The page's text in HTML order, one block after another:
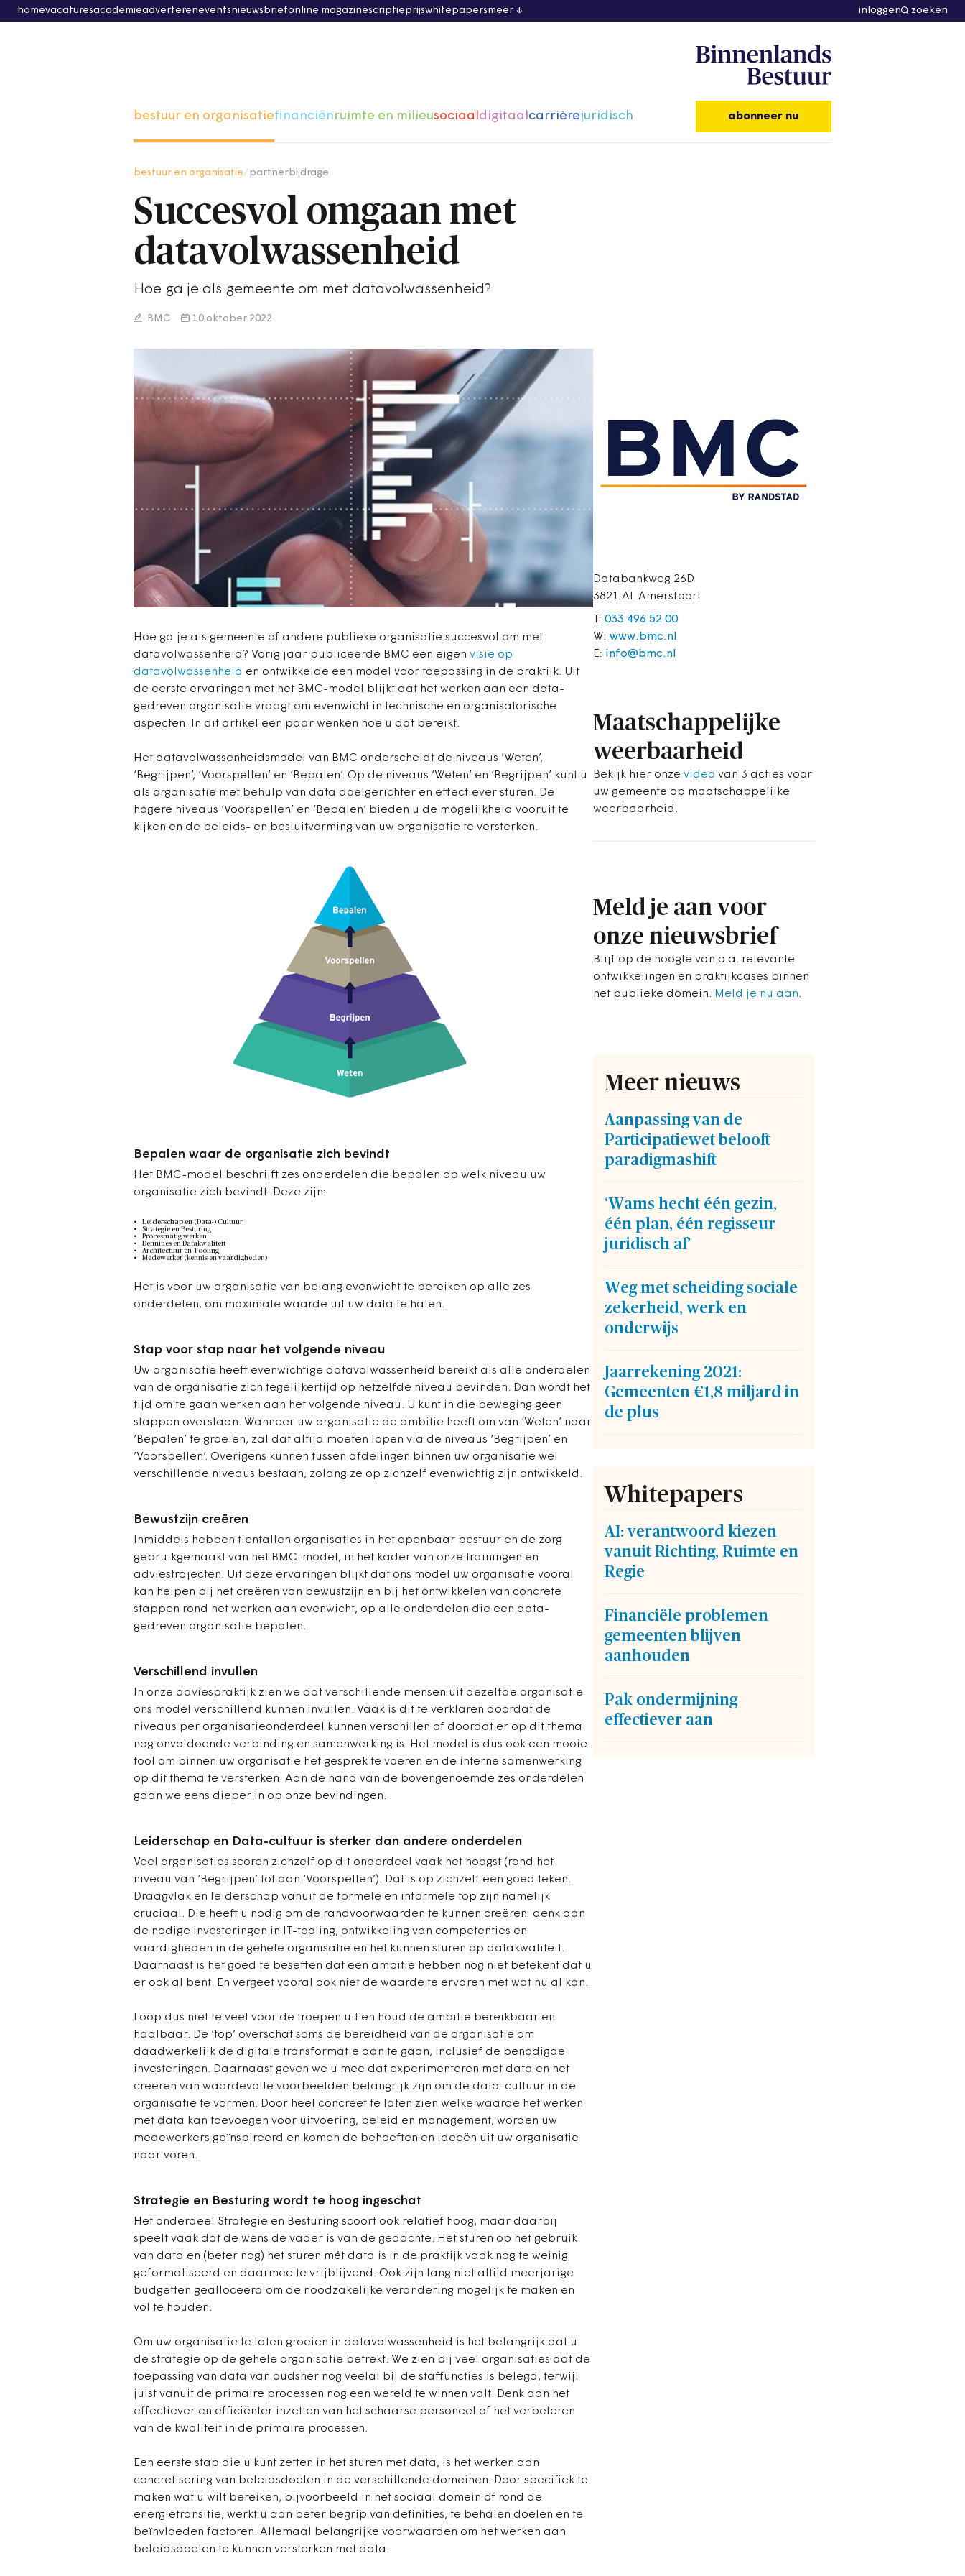
homevacaturesacademieadvertereneventsnieuwsbriefonline magazinescriptieprijswhitepapersmeer inloggen zoeken
bestuur en organisatiefinanciënruimte en milieusociaaldigitaalcarrièrejuridisch abonneer nu
bestuur en organisatie partnerbijdrage
Succesvol omgaan met
datavolwassenheid
Hoe ga je als gemeente om met datavolwassenheid?
BMC 10 oktober 2022
Hoe ga je als gemeente of andere publieke organisatie succesvol om met
datavolwassenheid? Vorig jaar publiceerde BMC een eigen visie op
datavolwassenheid en ontwikkelde een model voor toepassing in de praktijk. Uit
de eerste ervaringen met het BMC-model blijkt dat het werken aan een data-
gedreven organisatie vraagt om evenwicht in technische en organisatorische
aspecten. In dit artikel een paar wenken hoe u dat bereikt.
Het datavolwassenheidsmodel van BMC onderscheidt de niveaus ’Weten’,
‘Begrijpen’, ‘Voorspellen’ en ‘Bepalen’. Op de niveaus ‘Weten’ en ‘Begrijpen’ kunt u
als organisatie met behulp van data doelgerichter en effectiever sturen. De
hogere niveaus ‘Voorspellen’ en ‘Bepalen’ bieden u de mogelijkheid vooruit te
kijken en de beleids- en besluitvorming van uw organisatie te versterken.
Bepalen waar de organisatie zich bevindt
Het BMC-model beschrijft zes onderdelen die bepalen op welk niveau uw
organisatie zich bevindt. Deze zijn:
Leiderschap en (Data-) Cultuur
Strategie en Besturing
Procesmatig werken
Definities en Datakwaliteit
Architectuur en Tooling
Medewerker (kennis en vaardigheden)
Het is voor uw organisatie van belang evenwicht te bereiken op alle zes
onderdelen, om maximale waarde uit uw data te halen.
Stap voor stap naar het volgende niveau
Uw organisatie heeft evenwichtige datavolwassenheid bereikt als alle onderdelen
van de organisatie zich tegelijkertijd op hetzelfde niveau bevinden. Dan wordt het
tijd om te gaan werken aan het volgende niveau. U kunt in die beweging geen
stappen overslaan. Wanneer uw organisatie de ambitie heeft om van ‘Weten’ naar
‘Bepalen’ te groeien, zal dat altijd moeten lopen via de niveaus ‘Begrijpen’ en
’Voorspellen’. Overigens kunnen tussen afdelingen binnen uw organisatie wel
verschillende niveaus bestaan, zolang ze op zichzelf evenwichtig zijn ontwikkeld.
Bewustzijn creëren
Inmiddels hebben tientallen organisaties in het openbaar bestuur en de zorg
gebruikgemaakt van het BMC-model, in het kader van onze trainingen en
adviestrajecten. Uit deze ervaringen blijkt dat ons model uw organisatie vooral
kan helpen bij het creëren van bewustzijn en bij het ontwikkelen van concrete
stappen rond het werken aan evenwicht, op alle onderdelen die een data-
gedreven organisatie bepalen.
Verschillend invullen
In onze adviespraktijk zien we dat verschillende mensen uit dezelfde organisatie
ons model verschillend kunnen invullen. Vaak is dit te verklaren doordat de
niveaus per organisatieonderdeel kunnen verschillen of doordat er op dit thema
nog onvoldoende verbinding en samenwerking is. Het model is dus ook een mooie
tool om binnen uw organisatie het gesprek te voeren en de interne samenwerking
op dit thema te versterken. Aan de hand van de bovengenoemde zes onderdelen
gaan we eens dieper in op onze bevindingen.
Leiderschap en Data-cultuur is sterker dan andere onderdelen
Veel organisaties scoren zichzelf op dit onderdeel vaak het hoogst (rond het
niveau van ‘Begrijpen’ tot aan ‘Voorspellen’). Dat is op zichzelf een goed teken.
Draagvlak en leiderschap vanuit de formele en informele top zijn namelijk
cruciaal. Die heeft u nodig om de randvoorwaarden te kunnen creëren: denk aan
de nodige investeringen in IT-tooling, ontwikkeling van competenties en
vaardigheden in de gehele organisatie en het kunnen sturen op datakwaliteit.
Daarnaast is het goed te beseffen dat een ambitie hebben nog niet betekent dat u
er ook al bent. En vergeet vooral ook niet de waarde te ervaren met wat nu al kan.
Loop dus niet te veel voor de troepen uit en houd de ambitie bereikbaar en
haalbaar. De ‘top’ overschat soms de bereidheid van de organisatie om
daadwerkelijk de digitale transformatie aan te gaan, inclusief de benodigde
investeringen. Daarnaast geven we u mee dat experimenteren met data en het
creëren van waardevolle voorbeelden belangrijk zijn om de data-cultuur in de
organisatie te vormen. Door heel concreet te laten zien welke waarde het werken
met data kan toevoegen voor uitvoering, beleid en management, worden uw
medewerkers geïnspireerd en komen de behoeften en ideeën uit uw organisatie
naar voren.
Strategie en Besturing wordt te hoog ingeschat
Het onderdeel Strategie en Besturing scoort ook relatief hoog, maar daarbij
speelt vaak dat de wens de vader is van de gedachte. Het sturen op het gebruik
van data en (beter nog) het sturen mét data is in de praktijk vaak nog te weinig
geformaliseerd en daarmee te vrijblijvend. Ook zijn lang niet altijd meerjarige
budgetten gealloceerd om de noodzakelijke verandering mogelijk te maken en
vol te houden.
Om uw organisatie te laten groeien in datavolwassenheid is het belangrijk dat u
de strategie op de gehele organisatie betrekt. We zien bij veel organisaties dat de
toepassing van data van oudsher nog veelal bij de staffuncties is belegd, terwijl
juist vanuit de primaire processen nog een wereld te winnen valt. Denk aan het
effectiever en efficiënter inzetten van het schaarse personeel of het verbeteren
van de kwaliteit in de primaire processen.
Een eerste stap die u kunt zetten in het sturen met data, is het werken aan
concretisering van beleidsdoelen in de verschillende domeinen. Door specifiek te
maken wat u wilt bereiken, bijvoorbeeld in het sociaal domein of rond de
energietransitie, werkt u aan beter begrip van definities, te behalen doelen en te
beïnvloeden factoren. Allemaal belangrijke voorwaarden om het werken aan
beleidsdoelen te kunnen versterken met data.
Databankweg 26D
3821 AL Amersfoort
T: 033 496 52 00
W: www.bmc.nl
E: info@bmc.nl
Maatschappelijke
weerbaarheid
Bekijk hier onze video van 3 acties voor
uw gemeente op maatschappelijke
weerbaarheid.
Meld je aan voor
onze nieuwsbrief
Blijf op de hoogte van o.a. relevante
ontwikkelingen en praktijkcases binnen
het publieke domein. Meld je nu aan.
Meer nieuws
Aanpassing van de
Participatiewet belooft
paradigmashift
‘Wams hecht één gezin,
één plan, één regisseur
juridisch af’
Weg met scheiding sociale
zekerheid, werk en
onderwijs
Jaarrekening 2021:
Gemeenten €1,8 miljard in
de plus
Whitepapers
AI: verantwoord kiezen
vanuit Richting, Ruimte en
Regie
Financiële problemen
gemeenten blijven
aanhouden
Pak ondermijning
effectiever aan